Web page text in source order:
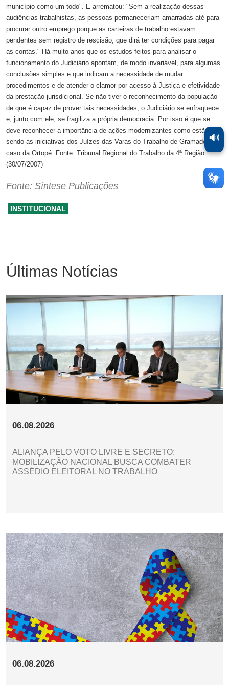
município como um todo". E arrematou: "Sem a realização dessas
audiências trabalhistas, as pessoas permaneceriam amarradas até para
procurar outro emprego porque as carteiras de trabalho estavam
pendentes sem registro de rescisão, que dirá ter condições para pagar
as contas." Há muito anos que os estudos feitos para analisar o
funcionamento do Judiciário apontam, de modo invariável, para algumas
conclusões simples e que indicam a necessidade de mudar
procedimentos e de atender o clamor por acesso à Justiça e efetividade
da prestação jurisdicional. Se não tiver o reconhecimento da população
de que é capaz de prover tais necessidades, o Judiciário se enfraquece
e, junto com ele, se fragiliza a própria democracia. Por isso é que se
deve reconhecer a importância de ações modernizantes como estão
sendo as iniciativas dos Juízes das Varas do Trabalho de Gramado no
caso da Ortopé. Fonte: Tribunal Regional do Trabalho da 4ª Região.
(30/07/2007)
Fonte: Síntese Publicações
INSTITUCIONAL
Últimas Notícias
06.08.2026
ALIANÇA PELO VOTO LIVRE E SECRETO:
MOBILIZAÇÃO NACIONAL BUSCA COMBATER
ASSÉDIO ELEITORAL NO TRABALHO
06.08.2026
🔊